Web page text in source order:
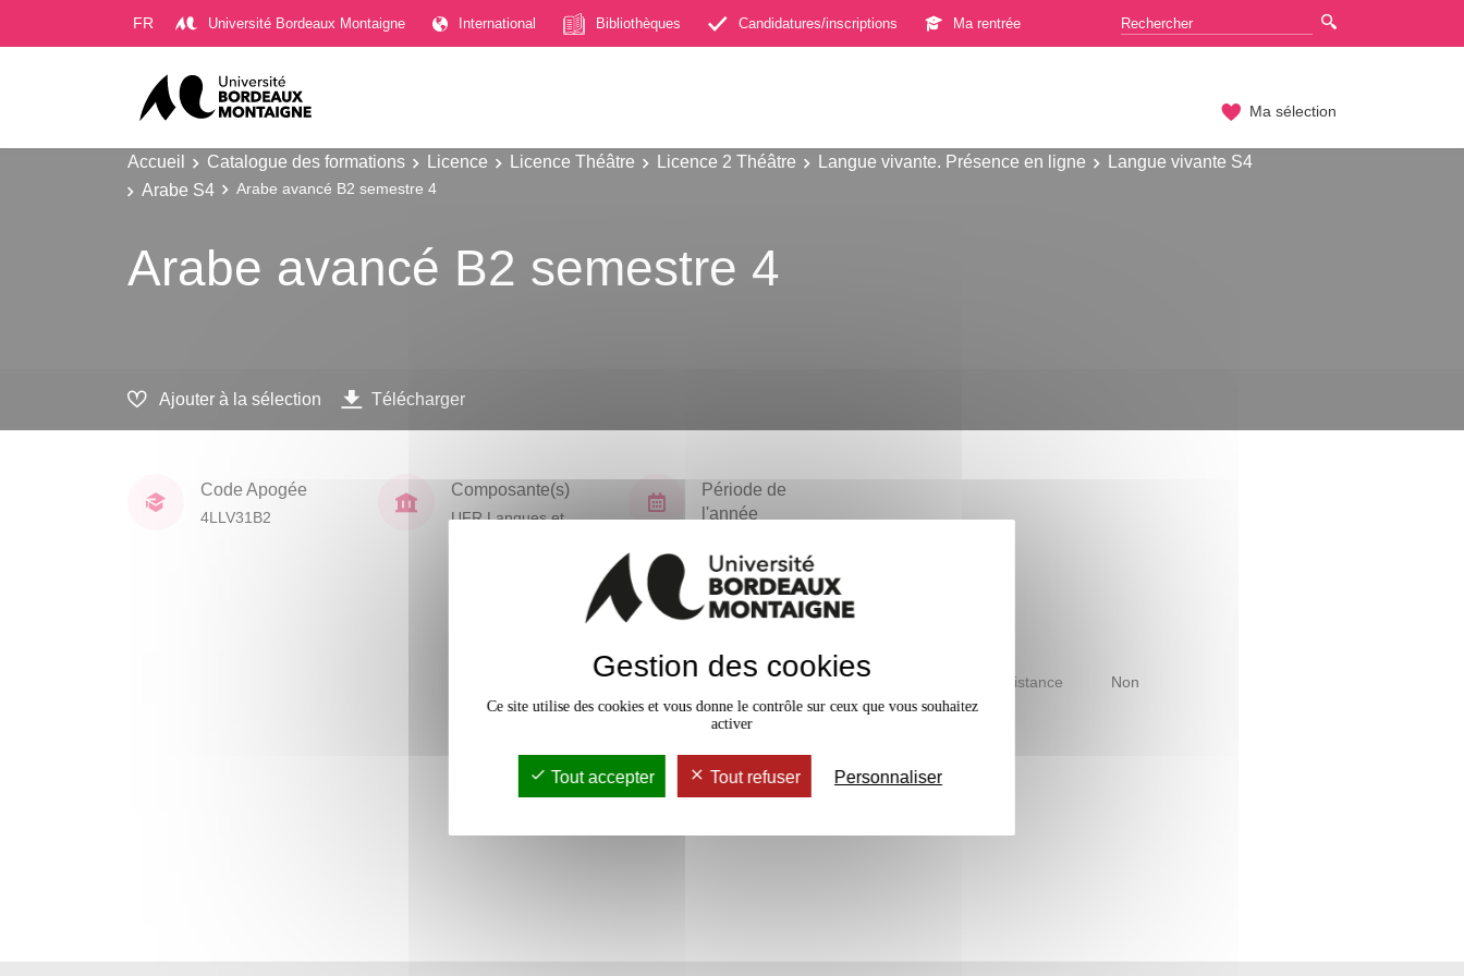
FR Université Bordeaux Montaigne International Bibliothèques Candidatures/inscriptions Ma rentrée
Ma sélection
Accueil Catalogue des formations Licence Licence Théâtre Licence 2 Théâtre Langue vivante. Présence en ligne
Langue vivante S4
Arabe S4
Arabe avancé B2 semestre 4
Arabe avancé B2 semestre 4
Ajouter à la sélection Télécharger
Code Apogée
4LLV31B2
Composante(s)
UFR Langues et
Période de
l'année
Accessible à distance Non
Gestion des cookies
Ce site utilise des cookies et vous donne le contrôle sur ceux que vous souhaitez
activer
Tout accepter Tout refuser Personnaliser